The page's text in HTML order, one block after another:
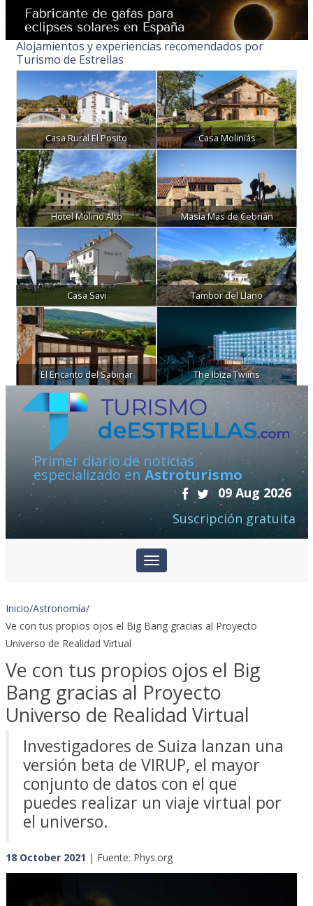
Alojamientos y experiencias recomendados por
Turismo de Estrellas
Casa Rural El Posito Casa Moliniás
Hotel Molino Alto Masía Mas de Cebrián
Casa Savi Tambor del Llano
El Encanto del Sabinar The Ibiza Twiins
Primer diario de noticias
especializado en Astroturismo
09 Aug 2026
Suscripción gratuita
Inicio/Astronomía/
Ve con tus propios ojos el Big Bang gracias al Proyecto
Universo de Realidad Virtual
Ve con tus propios ojos el Big
Bang gracias al Proyecto
Universo de Realidad Virtual
Investigadores de Suiza lanzan una
versión beta de VIRUP, el mayor
conjunto de datos con el que
puedes realizar un viaje virtual por
el universo.
18 October 2021 | Fuente: Phys.org